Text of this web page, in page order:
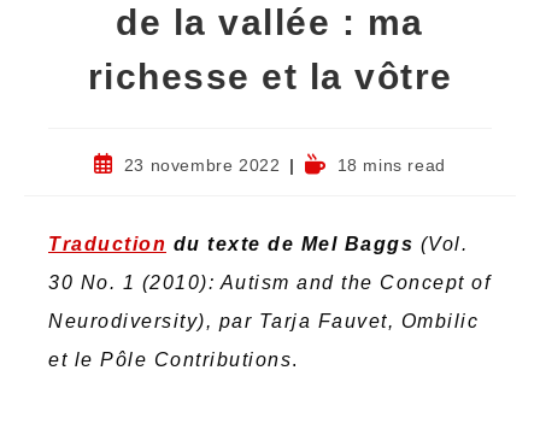
de la vallée : ma
richesse et la vôtre
23 novembre 2022 18 mins read
Traduction du texte de Mel Baggs (Vol.
30 No. 1 (2010): Autism and the Concept of
Neurodiversity), par Tarja Fauvet, Ombilic
et le Pôle Contributions.